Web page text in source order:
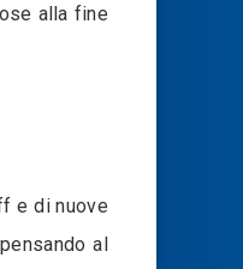
alla fine
e di nuove
al